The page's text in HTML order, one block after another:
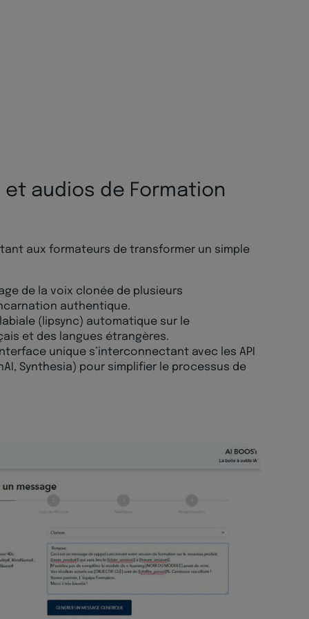
audios de Formation
aux formateurs de transformer un simple
de la voix clonée de plusieurs
authentique.
(lipsync) automatique sur le
et des langues étrangères.
unique s’interconnectant avec les API
Synthesia) pour simplifier le processus de